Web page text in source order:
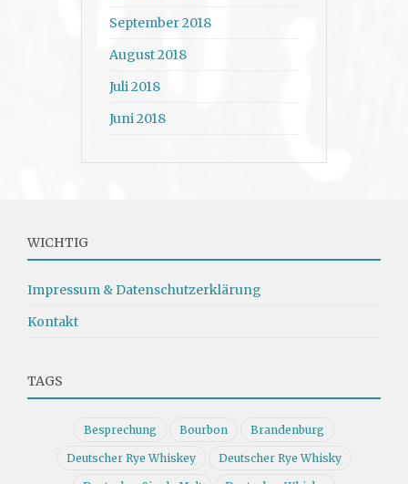
September 2018
August 2018
Juli 2018
Juni 2018
WICHTIG
Impressum & Datenschutzerklärung
Kontakt
TAGS
Besprechung Bourbon Brandenburg
Deutscher Rye Whiskey Deutscher Rye Whisky